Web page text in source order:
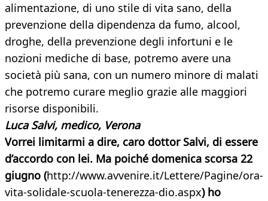
alimentazione, di uno stile di vita sano, della
prevenzione della dipendenza da fumo, alcool,
droghe, della prevenzione degli infortuni e le
nozioni mediche di base, potremo avere una
società più sana, con un numero minore di malati
che potremo curare meglio grazie alle maggiori
risorse disponibili.
Luca Salvi, medico, Verona
Vorrei limitarmi a dire, caro dottor Salvi, di essere
d’accordo con lei. Ma poiché domenica scorsa 22
giugno (http://www.avvenire.it/Lettere/Pagine/ora-
vita-solidale-scuola-tenerezza-dio.aspx) ho